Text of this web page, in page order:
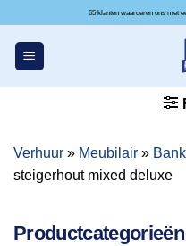
inhoud
65 klanten
Verhuur » Meubilair »
steigerhout mixed deluxe
Productcategorieën